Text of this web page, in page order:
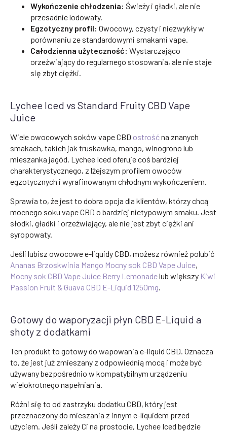
Wykończenie chłodzenia: Świeży i gładki, ale nie
przesadnie lodowaty.
Egzotyczny profil: Owocowy, czysty i niezwykły w
porównaniu ze standardowymi smakami vape.
Całodzienna użyteczność: Wystarczająco
orzeźwiający do regularnego stosowania, ale nie staje
się zbyt ciężki.
Lychee Iced vs Standard Fruity CBD Vape
Juice
Wiele owocowych soków vape CBD ostrośćna znanych
smakach, takich jak truskawka, mango, winogrono lub
mieszanka jagód. Lychee Iced oferuje coś bardziej
charakterystycznego, z lżejszym profilem owoców
egzotycznych i wyrafinowanym chłodnym wykończeniem.
Sprawia to, że jest to dobra opcja dla klientów, którzy chcą
mocnego soku vape CBD o bardziej nietypowym smaku. Jest
słodki, gładki i orzeźwiający, ale nie jest zbyt ciężki ani
syropowaty.
Jeśli lubisz owocowe e-liquidy CBD, możesz również polubić
Ananas Brzoskwinia Mango Mocny sok CBD Vape Juice,
Mocny sok CBD Vape Juice Berry Lemonadelub większy Kiwi
Passion Fruit & Guava CBD E-Liquid 1250mg
Gotowy do waporyzacji płyn CBD E-Liquid a
shoty z dodatkami
Ten produkt to gotowy do wapowania e-liquid CBD. Oznacza
to, że jest już zmieszany z odpowiednią mocą i może być
używany bezpośrednio w kompatybilnym urządzeniu
wielokrotnego napełniania.
Różni się to od zastrzyku dodatku CBD, który jest
przeznaczony do mieszania z innym e-liquidem przed
użyciem. Jeśli zależy Ci na prostocie, Lychee Iced będzie